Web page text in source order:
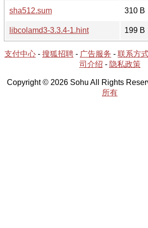
sha512.sum
310 B
libcolamd3-3.3.4-1.hint
199 B
支付中心 - 搜狐招聘 - 广告服务 - 联系方
司介绍 - 隐私政策
Copyright © 2026 Sohu All Rights
所有